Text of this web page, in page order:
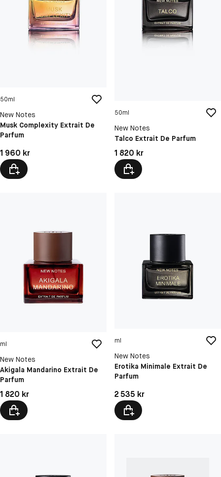
50ml
New Notes
Musk Complexity Extrait De
Parfum
Pris: 1 960 kr
1 960 kr
50ml
New Notes
Talco Extrait De Parfum
Pris: 1 820 kr
1 820 kr
ml
New Notes
Akigala Mandarino Extrait De
Parfum
Pris: 1 820 kr
1 820 kr
ml
New Notes
Erotika Minimale Extrait De
Parfum
Pris: 2 535 kr
2 535 kr